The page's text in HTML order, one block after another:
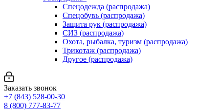
Спецодежда (распродажа)
Спецобувь (распродажа)
Защита рук (распродажа)
СИЗ (распродажа)
Охота, рыбалка, туризм (распродажа)
Трикотаж (распродажа)
Другое (распродажа)
Заказать звонок
+7 (843) 528-00-30
8 (800) 777-83-77